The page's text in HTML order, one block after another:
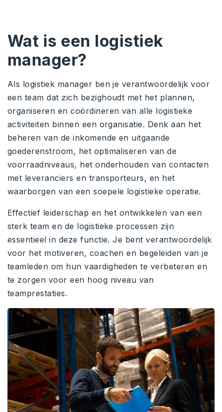
Wat is een logistiek
manager?
Als logistiek manager ben je verantwoordelijk voor
een team dat zich bezighoudt met het plannen,
organiseren en coördineren van alle logistieke
activiteiten binnen een organisatie. Denk aan het
beheren van de inkomende en uitgaande
goederenstroom, het optimaliseren van de
voorraadniveaus, het onderhouden van contacten
met leveranciers en transporteurs, en het
waarborgen van een soepele logistieke operatie.
Effectief leiderschap en het ontwikkelen van een
sterk team en de logistieke processen zijn
essentieel in deze functie. Je bent verantwoordelijk
voor het motiveren, coachen en begeleiden van je
teamleden om hun vaardigheden te verbeteren en
te zorgen voor een hoog niveau van
teamprestaties.